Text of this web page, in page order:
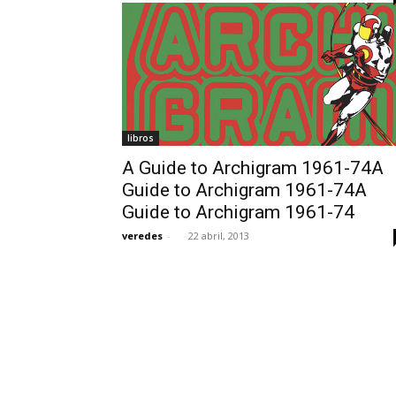
libros
A Guide to Archigram 1961-74A
Guide to Archigram 1961-74A
Guide to Archigram 1961-74
veredes - 22 abril, 2013